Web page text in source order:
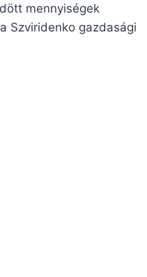
mennyiségek
Szviridenko gazdasági